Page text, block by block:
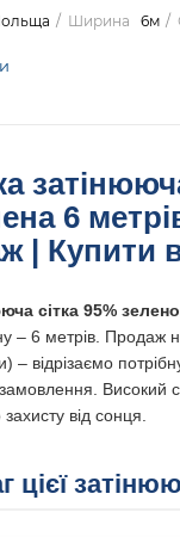
Ширина 6м
6
| Купити в
сітка 95%
– 6 метрів. Продаж
– відрізаємо
Високий
від сонця.
цієї